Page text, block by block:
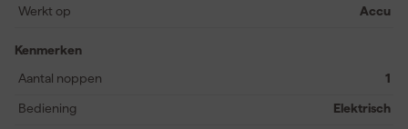
monteren of verplaatsen van grote objecten zoals koelkasten en
systainer III en bevat een oplaadbare accu, lader, rubber & foam
gebruiksklaar voor iedere klus waar kracht en grip vereist zijn.
Werkt op
Accu
Kenmerken
Aantal noppen
1
Bediening Elektrisch